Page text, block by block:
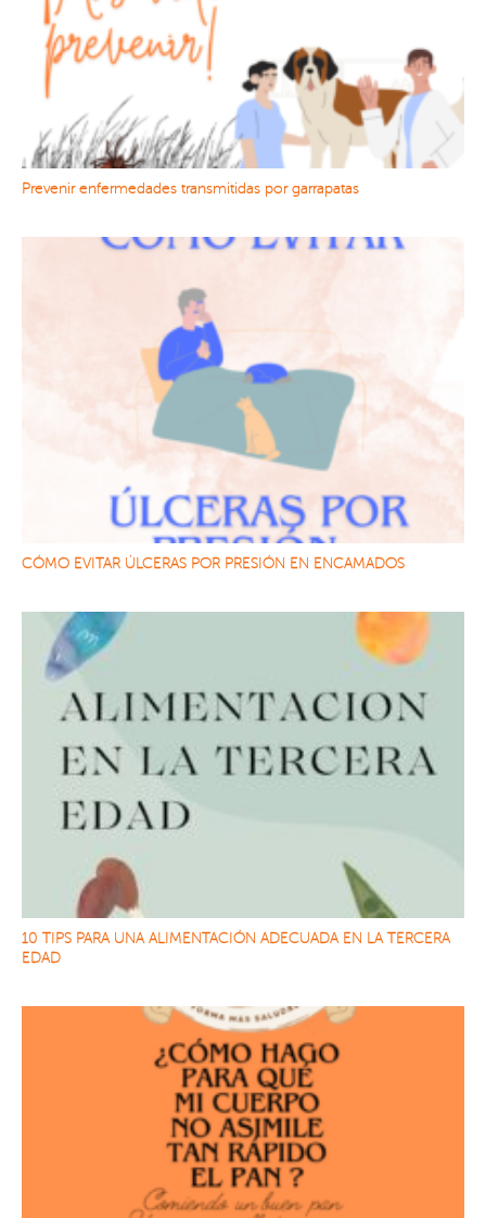
Prevenir enfermedades transmitidas por garrapatas
CÓMO EVITAR ÚLCERAS POR PRESIÓN EN ENCAMADOS
10 TIPS PARA UNA ALIMENTACIÓN ADECUADA EN LA TERCERA
EDAD